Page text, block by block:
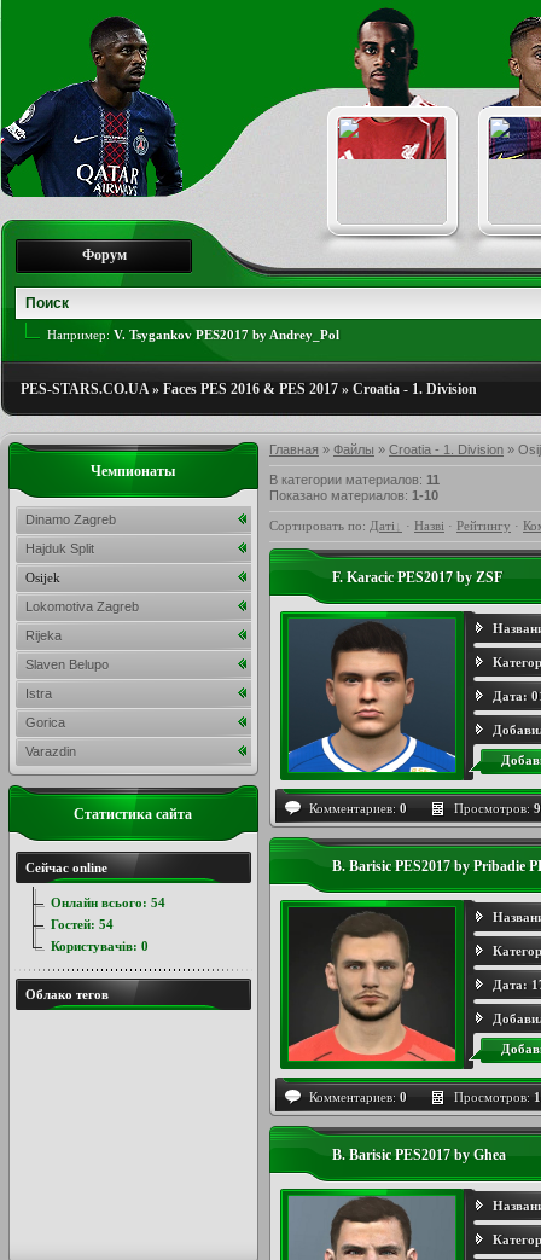
Форум
Например: V. Tsygankov PES2017 by Andrey_Pol
PES-STARS.CO.UA» Faces PES 2016 & PES 2017 » Croatia - 1. Division
Главная » Файлы » Croatia - 1. Division »
В категории материалов: 11
Показано материалов: 1-10
Сортировать по: Даті · Назві · Рейтингу ·
F. Karacic PES2017 by ZSF
Дата:
Комментариев: 0 Просмотров:
B. Barisic PES2017 by Pribadie
Дата:
Комментариев: 0 Просмотров:
B. Barisic PES2017 by Ghea
Чемпионаты
Dinamo Zagreb
Hajduk Split
Osijek
Lokomotiva Zagreb
Rijeka
Slaven Belupo
Istra
Gorica
Varazdin
Статистика сайта
Сейчас online
Онлайн всього: 54
Гостей: 54
Користувачів: 0
Облако тегов